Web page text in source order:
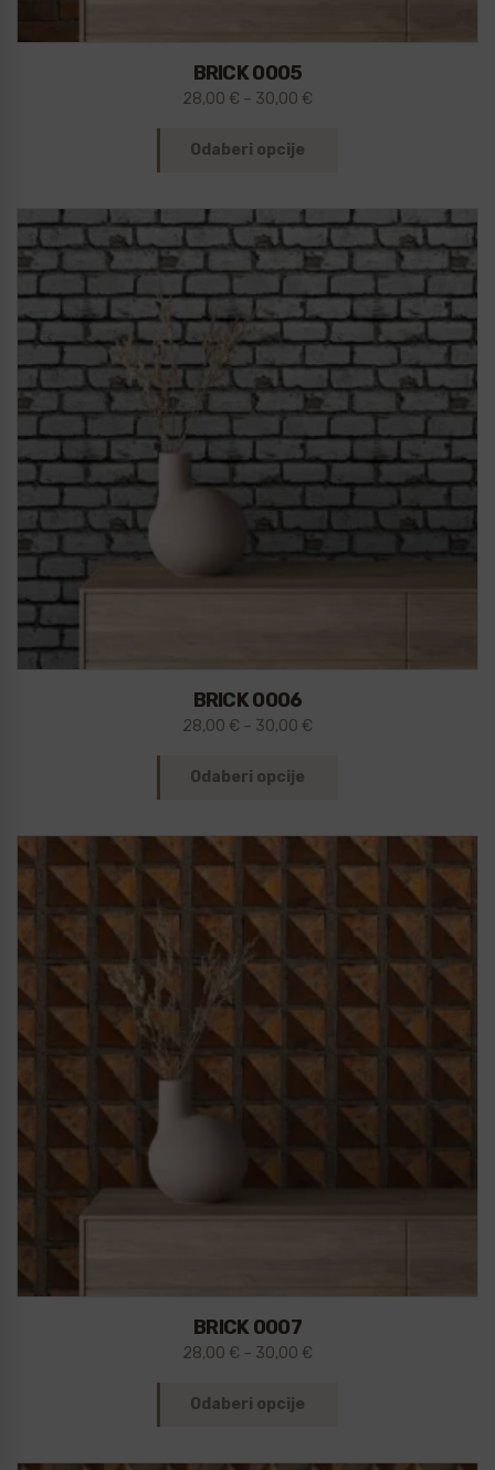
BRICK 0005
28,00 € – 30,00 €
Odaberi opcije
BRICK 0006
28,00 € – 30,00 €
Odaberi opcije
BRICK 0007
28,00 € – 30,00 €
Odaberi opcije